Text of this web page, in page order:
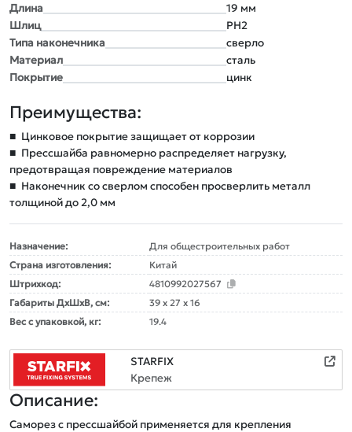
Длина
19 мм
Шлиц
PН2
Типа наконечника
сверло
Материал
сталь
Покрытие
цинк
Преимущества:
■ Цинковое покрытие защищает от коррозии
■ Прессшайба равномерно распределяет нагрузку,
предотвращая повреждение материалов
■ Наконечник со сверлом способен просверлить металл
толщиной до 2,0 мм
Назначение:
Для общестроительных работ
Страна изготовления:
Китай
Штрихкод:
4810992027567
Габариты ДxШxВ, см:
39 x 27 x 16
Вес с упаковкой, кг:
19.4
STARFIX
Крепеж
Описание:
Саморез с прессшайбой применяется для крепления